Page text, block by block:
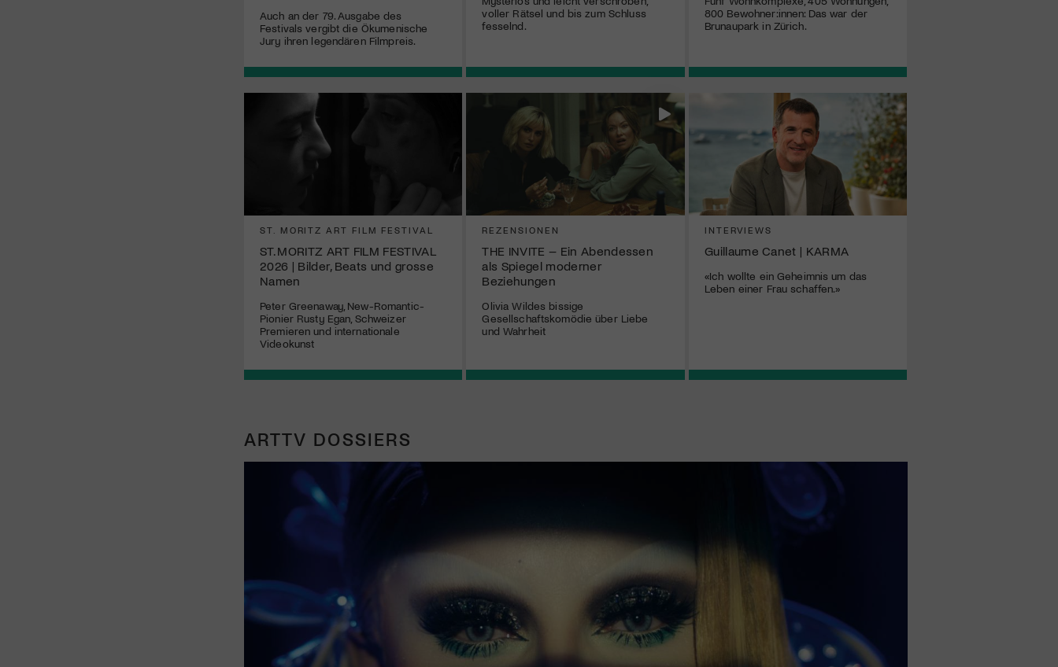
Auch an der 79. Ausgabe des
Festivals vergibt die Ökumenische
Jury ihren legendären Filmpreis.
voller Rätsel und bis zum Schluss
fesselnd.
800 Bewohner:innen: Das war der
Brunaupark in Zürich.
ST. MORITZ ART FILM FESTIVAL
ST. MORITZ ART FILM FESTIVAL
2026 | Bilder, Beats und grosse
Namen
Peter Greenaway, New-Romantic-
Pionier Rusty Egan, Schweizer
Premieren und internationale
Videokunst
REZENSIONEN
THE INVITE – Ein Abendessen
als Spiegel moderner
Beziehungen
Olivia Wildes bissige
Gesellschaftskomödie über Liebe
und Wahrheit
INTERVIEWS
Guillaume Canet | KARMA
«Ich wollte ein Geheimnis um das
Leben einer Frau schaffen.»
ARTTV DOSSIERS